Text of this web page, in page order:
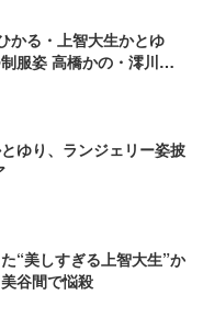
かる・上智大生かとゆ
服姿 高橋かの・澪川舞
ゆり、ランジェリー姿披
“美しすぎる上智大生”か
谷間で悩殺